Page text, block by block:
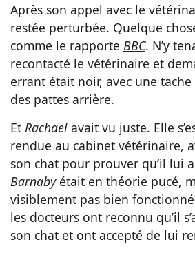
Après son appel avec le
restée perturbée. Quelque
comme le rapporte BBC. N’y
recontacté le vétérinaire et
errant était noir, avec une
des pattes arrière.
Et Rachael avait vu juste. Elle
rendue au cabinet vétérinaire,
son chat pour prouver qu’il lui
Barnaby était en théorie pucé,
visiblement pas bien
les docteurs ont reconnu qu’il
son chat et ont accepté de lui